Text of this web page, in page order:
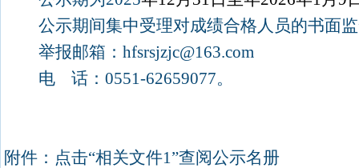
公示期间集中受理对成绩合格人员的书面
举报邮箱： hfsrsjzjc@163.com
电
话： 0551-62659077。
附件：点击“相关文件1”查阅公示名册